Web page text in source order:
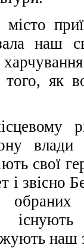
наш
як
свої
звісно
обраних
наш